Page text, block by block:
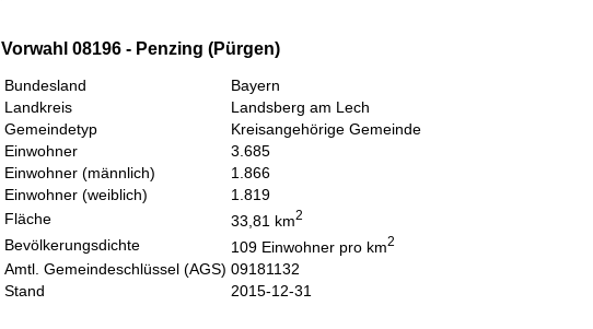
Vorwahl 08196 - Penzing (Pürgen)
Bundesland
Bayern
Landkreis
Landsberg am Lech
Gemeindetyp
Kreisangehörige Gemeinde
Einwohner
3.685
Einwohner (männlich)
1.866
Einwohner (weiblich)
1.819
Fläche
33,81 km2
Bevölkerungsdichte 109 Einwohner pro km2
Amtl. Gemeindeschlüssel (AGS) 09181132
Stand
2015-12-31